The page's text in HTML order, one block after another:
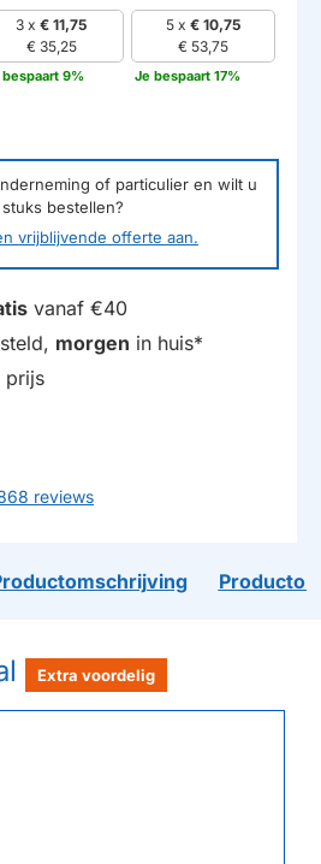
3 x€ 11,75
€ 35,25
9%
5 x € 10,75
€ 53,75
Je bespaart 17%
of particulier en wilt u
stuks bestellen?
vrijblijvende offerte aan.
vanaf €40
morgen in huis*
prijs
reviews
Extra voordelig